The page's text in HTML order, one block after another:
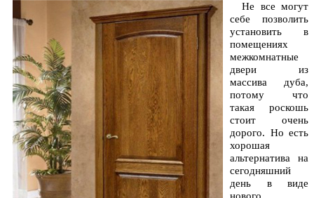
Не все могут
себе позволить
установить в
помещениях
межкомнатные
двери из
массива дуба,
потому что
такая роскошь
стоит очень
дорого. Но есть
хорошая
альтернатива на
сегодняшний
день в виде